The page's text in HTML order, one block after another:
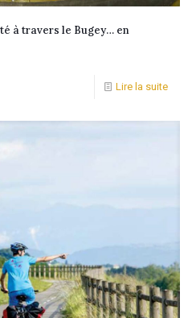
à travers le Bugey… en
Lire la suite